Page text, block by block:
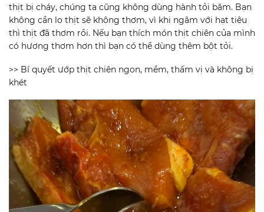
thịt bị cháy, chúng ta cũng không dùng hành tỏi băm. Bạn
không cần lo thịt sẽ không thơm, vì khi ngâm với hạt tiêu
thì thịt đã thơm rồi. Nếu bạn thích món thịt chiên của mình
có hương thơm hơn thì bạn có thể dùng thêm bột tỏi.
>> Bí quyết ướp thịt chiên ngon, mềm, thấm vị và không bị
khét